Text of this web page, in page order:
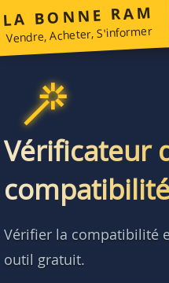
LA BONNE RAM
Vendre, Acheter, S'informer
Vérificateur
Vérifier la compatibilité
outil gratuit.